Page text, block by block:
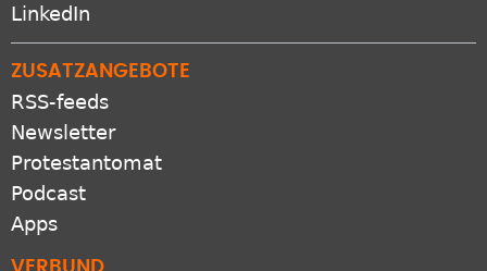
LinkedIn
ZUSATZANGEBOTE
RSS-feeds
Newsletter
Protestantomat
Podcast
Apps